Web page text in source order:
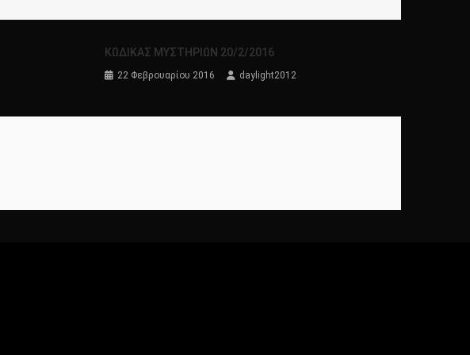
ΚΩΔΙΚΑΣ ΜΥΣΤΗΡΙΩΝ 20/2/2016
22 Φεβρουαρίου 2016 daylight2012